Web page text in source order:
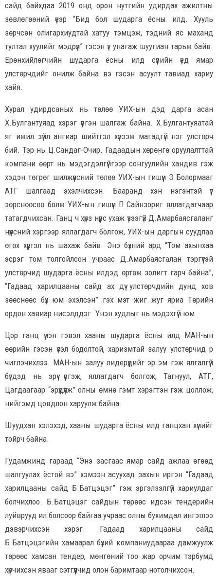
сайд байхдаа 2019 онд орон нутгийн удирдах ажилтны
зөвлөгөөний үеэр “Бид бол шударга ёсны илд. Хууль
зөрчсөн олигархиудтай хатуу тэмцэж, тэдний яс маханд
тултал хуулийг мэдрүүл” гэсэн үг унагаж шуугиан тарьж байв.
Ерөнхийлөгчийн шударга ёсны илд сүүлийн үед ямар
улстөрчдийг онилж байна вэ гэсэн асуулт тавиад хариу
хайя.
Хурал удирдсаных нь төлөө УИХ-ын дэд дарга асан
Х.Булгантуяад хэрэг үүсгэн шалгаж байна. Х.Булгантуяатай
яг ижил зүйл ангиар шийтгэл хүлээж магадгүй нэг улстөрч
бий. Тэр нь Ц.Сандаг-Очир. Гадаадын хөрөнгө оруулалттай
компани өөрт нь мэдэгдэлгүйгээр сонгуулийн хандив гэж
хэдэн төгрөг шилжүүлсний төлөө УИХ-ын гишүүн Э.Болормааг
АТГ шалгаад эхэлчихсэн. Бааранд хэн нэгэнтэй үг
зөрснөөсөө болж УИХ-ын гишүүн П.Сайнзориг яллагдагчаар
татагдчихсан. Ганц ч хүрз нүүрс ухаж үзээгүй Д.Амарбаясгаланг
нүүрсний хэргээр яллагдагч болгож, УИХ-ын даргын суудлаа
өгөх хүртэл нь шахаж байв. Энэ бүхний ард “Том ахынхаа
эсрэг том толгойлсон учраас Д.Амарбаясгалан тэргүүтэй
улстөрчид шударга ёсны илдэд өртөж золигт гарч байна”,
“Гадаад харилцааны сайд ах дүү улстөрчдийн дунд хов
зөөснөөс бүх юм эхэлсэн” гэх мэт жиг жуг яриа Төрийн
ордон хавиар нисэлддэг. Үнэн худлыг нь мэдэхгүй юм.
Цор ганц үнэн гэвэл хааны шударга ёсны илд МАН-ын
өөрийн гэсэн үзэл бодолтой, харизмтай залуу улстөрчид рүү
чиглэчихлээ. МАН-ын залуу лидерүүдийг эр эм гэж ялгалгүй
бүгдэд нь эрүү үүсгэж, яллагдагч болгож, Тагнуул, АТГ,
Цагдаагаар “эрүүдүүлж” олны өмнө гэмт хэрэгтэн гэж цоллож,
нийгэмд цовдлон харуулж байна.
Шуудхан хэлэхэд, хааны шударга ёсны илд ганцхан хүнийг
тойрч байна.
Гудамжинд гараад “Энэ засгаас ямар сайд ажлаа өгөөд
шалгуулах ёстой вэ” хэмээн асуухад захын иргэн “Гадаад
харилцааны сайд Б.Батцэцэг” гэж эргэлзэлгүй хариулдаг
болчихлоо. Б.Батцэцэг сайдын төрөөс идсэн тендерийн
луйврууд ил болсоор байгаа учраас олны бухимдал ингэтлээ
дэвэрчихсэн хэрэг. Гадаад харилцааны сайд
Б.Батцэцэгийн хамаарал бүхий компаниудаараа дамжуулж
төрөөс хамсан тендер, мөнгөний тоо жар орчим тэрбумд
хүрчихсэн явааг сэтгүүлчид олон баримтаар нотолчихсон.